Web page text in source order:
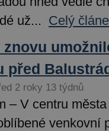
už... Celý
znovu
před
2 roky 13 týdnů
– V centru
venkovní